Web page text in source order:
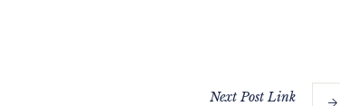
NextPostLink